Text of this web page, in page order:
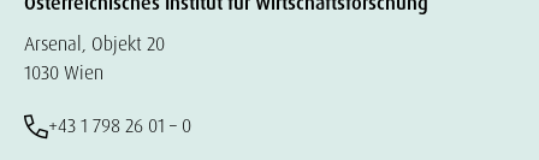
Arsenal, Objekt 20
1030 Wien
+43 1 798 26 01 – 0